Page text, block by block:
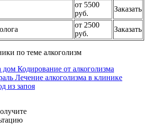
от 5500
руб.
Заказать
от 2500
руб.
Заказать
по теме алкоголизм
дом Кодирование от алкоголизма
Лечение алкоголизма в клинике
из запоя